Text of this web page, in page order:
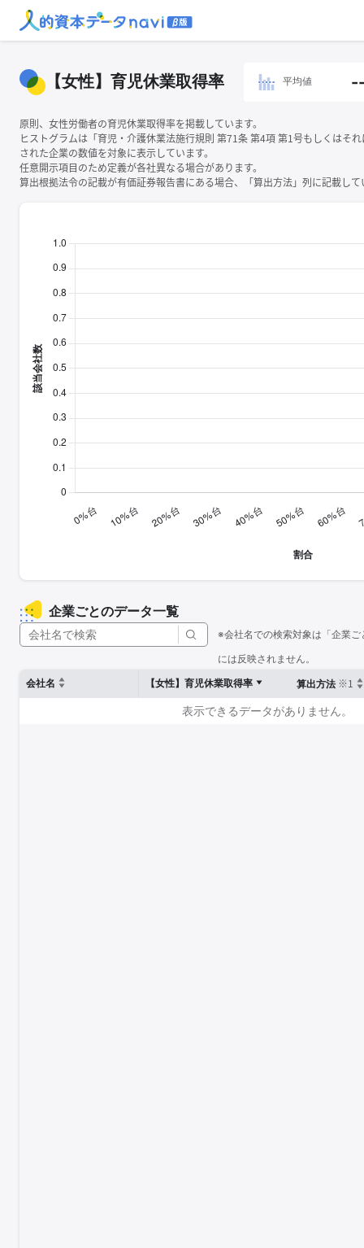
【女性】育児休業取得率 平均値
原則、女性労働者の育児休業取得率を掲載しています。
ヒストグラムは「育児・介護休業法施行規則 第71条 第4項 第1号もしくはそ
された企業の数値を対象に表示しています。
任意開示項目のため定義が各社異なる場合があります。
算出根拠法令の記載が有価証券報告書にある場合、「算出方法」列に記載し
企業ごとのデータ一覧
※会社名での検索対象は「企業
には反映されません。
会社名
【女性】育児休業取得率 算出方法 ※1
表示できるデータがありません。